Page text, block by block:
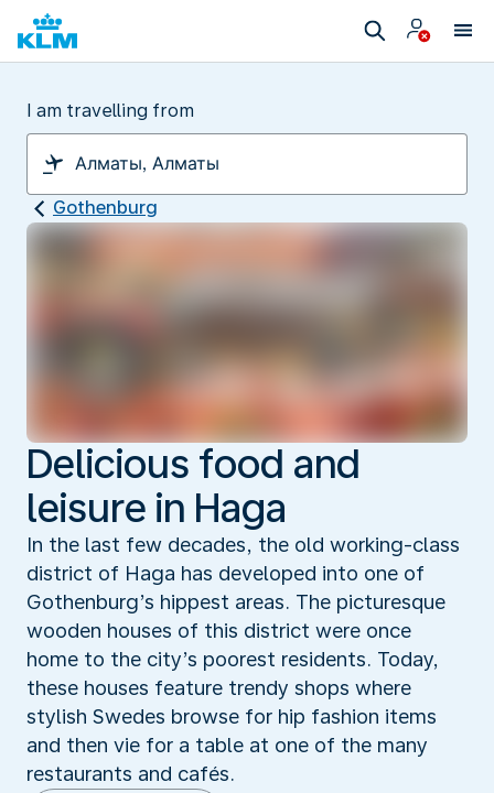
I am travelling from
Gothenburg
Delicious food and
leisure in Haga
In the last few decades, the old working-class
district of Haga has developed into one of
Gothenburg’s hippest areas. The picturesque
wooden houses of this district were once
home to the city’s poorest residents. Today,
these houses feature trendy shops where
stylish Swedes browse for hip fashion items
and then vie for a table at one of the many
restaurants and cafés.